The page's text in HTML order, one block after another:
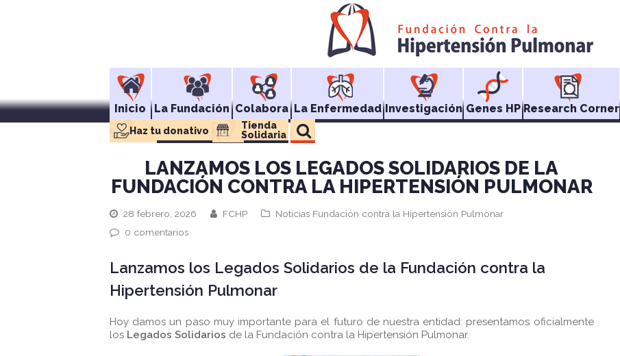
Inicio La Fundación Colabora La Enfermedad Investigación Genes HP Research Corner
Haz tu donativo
Tienda
Solidaria
LANZAMOS LOS LEGADOS SOLIDARIOS DE LA
FUNDACIÓN CONTRA LA HIPERTENSIÓN PULMONAR
28 febrero, 2026 FCHP
Noticias Fundación contra la Hipertensión Pulmonar
0 comentarios
Lanzamos los Legados Solidarios de la Fundación contra la
Hipertensión Pulmonar
Hoy damos un paso muy importante para el futuro de nuestra entidad: presentamos oficialmente
los Legados Solidarios de la Fundación contra la Hipertensión Pulmonar.